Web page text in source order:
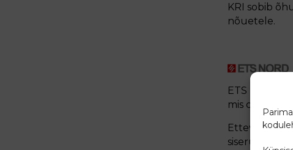
KRI sobib
nõuetele.​
ETS Nord
mis on
Ettevõte